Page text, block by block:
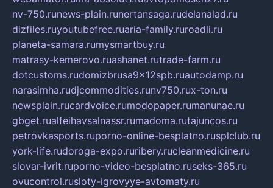
nv-750.runews-plain.runertansaga.rudelanalad.ru
dizfiles.ruyoutubefree.ruaria-family.ruroadli.ru
planeta-samara.rumysmartbuy.ru
matrasy-kemerovo.ruashanet.rutrade-farm.ru
dotcustoms.rudomizbrusa9x12spb.ruautodamp.ru
narasimha.rudjcommodities.runv750.rux-ton.ru
newsplain.rucardvoice.rumodopaper.rumanunae.ru
gbget.rualfeihavsalnassr.rumadoma.rutajuncos.ru
petrovkasports.ruporno-online-besplatno.rusplclub.ru
york-life.rudoroga-expo.ruribery.rucleanmedicine.ru
slovar-ivrit.ruporno-video-besplatno.ruseks-365.ru
ovucontrol.rusloty-igrovyye-avtomaty.ru